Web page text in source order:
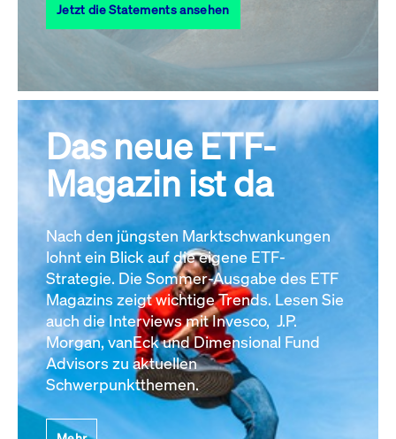
31
Alle Events
Jetzt die Statements ansehen
Das neue ETF-
Magazin ist da
Nach den jüngsten Marktschwankungen
lohnt ein Blick auf die eigene ETF-
Strategie. Die Sommer-Ausgabe des ETF
Magazins zeigt wichtige Trends. Lesen Sie
auch die Interviews mit Invesco, J.P.
Morgan, vanEck und Dimensional Fund
Advisors zu aktuellen
Schwerpunktthemen.